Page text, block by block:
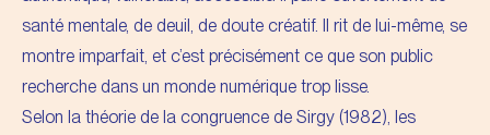
santé mentale, de deuil, de doute créatif. Il rit de lui-même, se
montre imparfait, et c’est précisément ce que son public
recherche dans un monde numérique trop lisse.
Selon la théorie de la congruence de Sirgy (1982), les